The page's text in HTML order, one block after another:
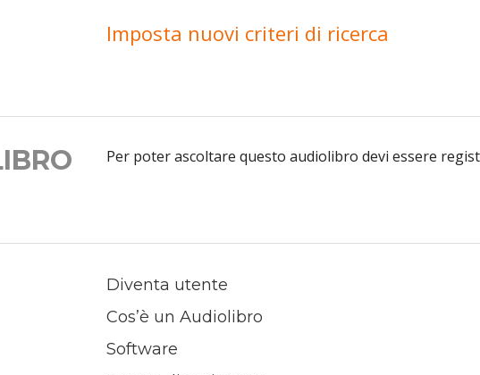
Imposta nuovi criteri di ricerca
Per poter ascoltare questo audiolibro devi essere
Diventa utente
Cos’è un Audiolibro
Software